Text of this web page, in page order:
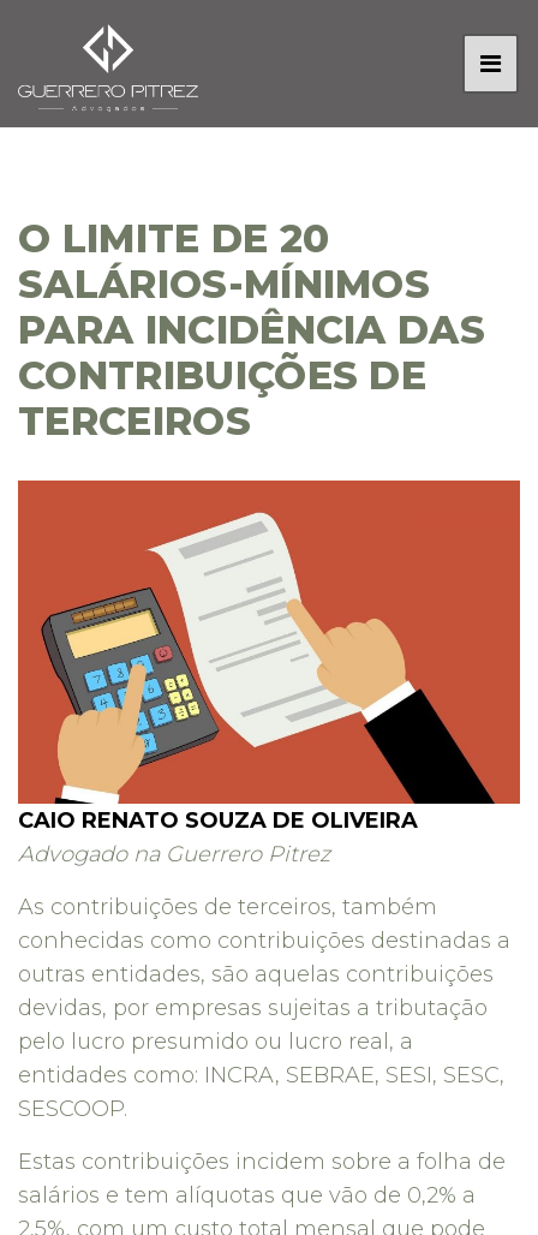
O LIMITE DE 20
SALÁRIOS-MÍNIMOS
PARA INCIDÊNCIA DAS
CONTRIBUIÇÕES DE
TERCEIROS
CAIO RENATO SOUZA DE OLIVEIRA
Advogado na Guerrero Pitrez
As contribuições de terceiros, também
conhecidas como contribuições destinadas a
outras entidades, são aquelas contribuições
devidas, por empresas sujeitas a tributação
pelo lucro presumido ou lucro real, a
entidades como: INCRA, SEBRAE, SESI, SESC,
SESCOOP.
Estas contribuições incidem sobre a folha de
salários e tem alíquotas que vão de 0,2% a
2,5%, com um custo total mensal que pode